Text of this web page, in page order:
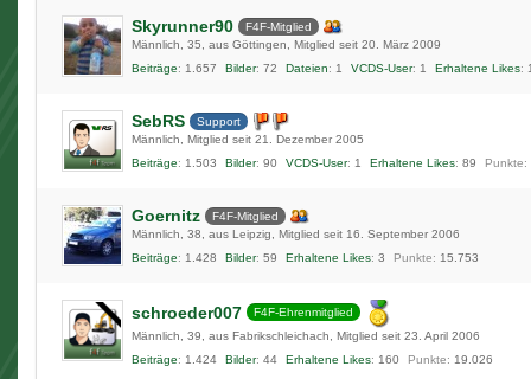
Skyrunner90
F4F-Mitglied
Männlich
35 aus Göttingen
Mitglied seit 20. März 2009
Beiträge
1.657 Bilder 72 Dateien 1 VCDS-User 1 Erhaltene Likes
SebRS
Support
Männlich
Mitglied seit 21. Dezember 2005
Beiträge
1.503 Bilder 90 VCDS-User 1 Erhaltene Likes 89 Punkte
Goernitz
F4F-Mitglied
Männlich
38 aus Leipzig
Mitglied seit 16. September 2006
Beiträge
1.428 Bilder 59 Erhaltene Likes 3 Punkte 15.753
schroeder007
F4F-Ehrenmitglied
Männlich
39 aus Fabrikschleichach
Mitglied seit 23. April 2006
Beiträge
1.424 Bilder 44 Erhaltene Likes 160 Punkte 19.026